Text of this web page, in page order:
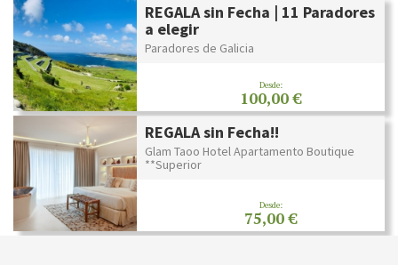
REGALA sin Fecha | 11 Paradores
a elegir
Paradores de Galicia
Desde:
100,00 €
REGALA sin Fecha!!
Glam Taoo Hotel Apartamento Boutique
**Superior
Desde:
75,00 €